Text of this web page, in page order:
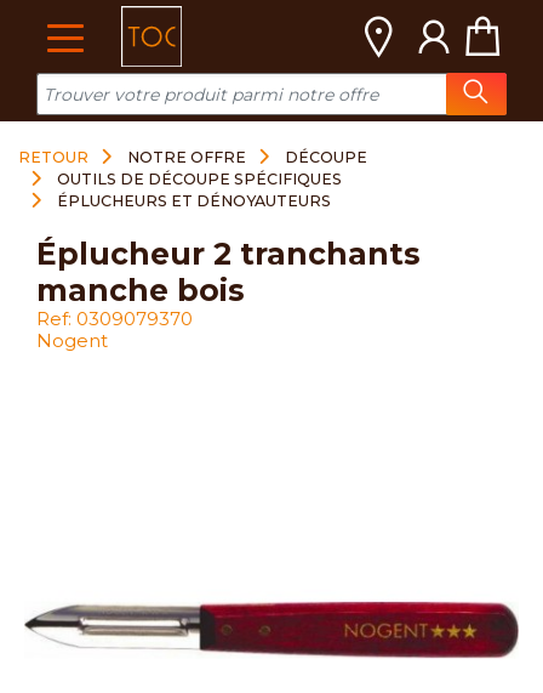
RETOUR NOTRE OFFRE
DÉCOUPE
OUTILS DE DÉCOUPE SPÉCIFIQUES
ÉPLUCHEURS ET DÉNOYAUTEURS
éplucheur 2 tranchants
manche bois
Ref: 0309079370
Nogent
Cookies management panel